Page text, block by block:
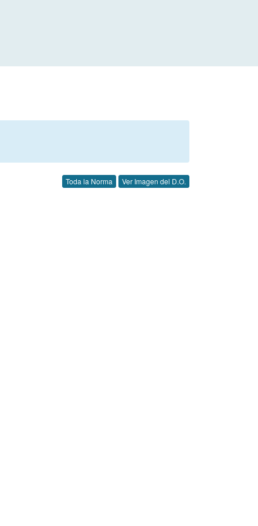
Toda la Norma Ver Imagen del D.O.